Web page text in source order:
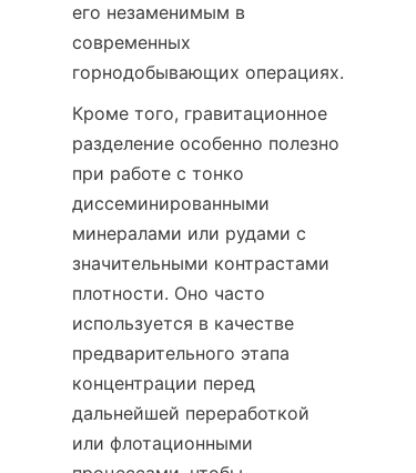
его незаменимым в
современных
горнодобывающих операциях.
Кроме того, гравитационное
разделение особенно полезно
при работе с тонко
диссеминированными
минералами или рудами с
значительными контрастами
плотности. Оно часто
используется в качестве
предварительного этапа
концентрации перед
дальнейшей переработкой
или флотационными